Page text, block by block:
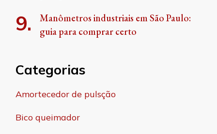
Manômetros industriais em São Paulo:
guia para comprar certo
Categorias
Amortecedor de pulsção
Bico queimador